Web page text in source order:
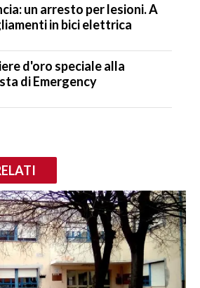
un arresto per lesioni. A
in bici elettrica
d'oro speciale alla
di Emergency